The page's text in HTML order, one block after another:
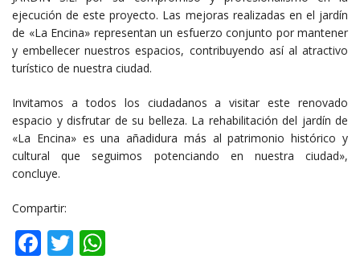
ejecución de este proyecto. Las mejoras realizadas en el jardín
de «La Encina» representan un esfuerzo conjunto por mantener
y embellecer nuestros espacios, contribuyendo así al atractivo
turístico de nuestra ciudad.
Invitamos a todos los ciudadanos a visitar este renovado
espacio y disfrutar de su belleza. La rehabilitación del jardín de
«La Encina» es una añadidura más al patrimonio histórico y
cultural que seguimos potenciando en nuestra ciudad»,
concluye.
Compartir:
Facebook
Twitter